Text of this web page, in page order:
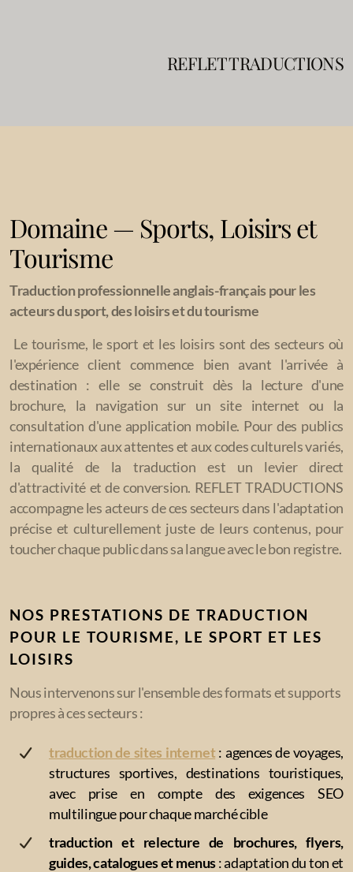
REFLET TRADUCTIONS
Domaine — Sports, Loisirs et
Tourisme
Traduction professionnelle anglais-français pour les
acteurs du sport, des loisirs et du tourisme
Le tourisme, le sport et les loisirs sont des secteurs où
l'expérience client commence bien avant l'arrivée à
destination : elle se construit dès la lecture d'une
brochure, la navigation sur un site internet ou la
consultation d'une application mobile. Pour des publics
internationaux aux attentes et aux codes culturels variés,
la qualité de la traduction est un levier direct
d'attractivité et de conversion. REFLET TRADUCTIONS
accompagne les acteurs de ces secteurs dans l'adaptation
précise et culturellement juste de leurs contenus, pour
toucher chaque public dans sa langue avec le bon registre.
NOS PRESTATIONS DE TRADUCTION
POUR LE TOURISME, LE SPORT ET LES
LOISIRS
Nous intervenons sur l'ensemble des formats et supports
propres à ces secteurs :
traduction de sites internet: agences de voyages,
structures sportives, destinations touristiques,
avec prise en compte des exigences SEO
multilingue pour chaque marché cible
traduction et relecture de brochures, flyers,
guides, catalogues et menus: adaptation du ton et
Service traduction
Service traduction urgente
Service Post-édition
Service Transcription
Service Révision
Service Relecture
Assistance en écriture
Traduction de site web
Institutions et Administrations
Organisations internationales et ONG
Communication et Relations publiques
Finances, Banques et Assurances
Sports, Loisirs et Tourisme
Commerce et Marketing
Juridique